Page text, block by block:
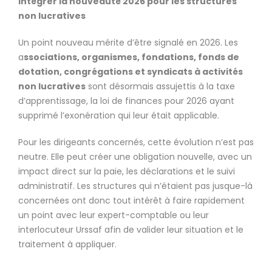
non lucratives
Un point nouveau mérite d’être signalé en 2026. Les
associations, organismes, fondations, fonds de
dotation, congrégations et syndicats à activités
non lucratives sont désormais assujettis à la taxe
d’apprentissage, la loi de finances pour 2026 ayant
supprimé l’exonération qui leur était applicable.
Pour les dirigeants concernés, cette évolution n’est pas
neutre. Elle peut créer une obligation nouvelle, avec un
impact direct sur la paie, les déclarations et le suivi
administratif. Les structures qui n’étaient pas jusque-là
concernées ont donc tout intérêt à faire rapidement
un point avec leur expert-comptable ou leur
interlocuteur Urssaf afin de valider leur situation et le
traitement à appliquer.